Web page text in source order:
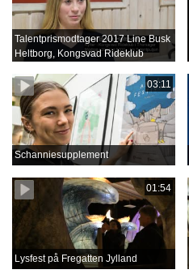
Talentprismodtager 2017 Line Busk
Heltborg, Kongsvad Rideklub
03:11
Schanniesupplement
01:54
Lysfest på Fregatten Jylland